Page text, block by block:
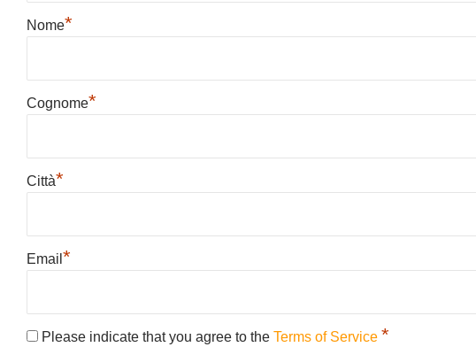
Nome*
Cognome*
Città*
Email *
Please indicate that you agree to the Terms of Service *